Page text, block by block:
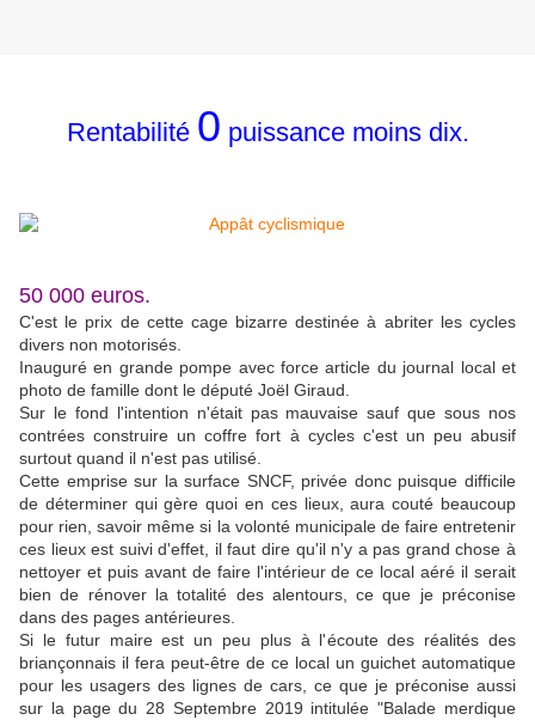
Rentabilité 0 puissance moins dix.
50 000 euros.
C'est le prix de cette cage bizarre destinée à abriter les cycles
divers non motorisés.
Inauguré en grande pompe avec force article du journal local et
photo de famille dont le député Joël Giraud.
Sur le fond l'intention n'était pas mauvaise sauf que sous nos
contrées construire un coffre fort à cycles c'est un peu abusif
surtout quand il n'est pas utilisé.
Cette emprise sur la surface SNCF, privée donc puisque difficile
de déterminer qui gère quoi en ces lieux, aura couté beaucoup
pour rien, savoir même si la volonté municipale de faire entretenir
ces lieux est suivi d'effet, il faut dire qu'il n'y a pas grand chose à
nettoyer et puis avant de faire l'intérieur de ce local aéré il serait
bien de rénover la totalité des alentours, ce que je préconise
dans des pages antérieures.
Si le futur maire est un peu plus à l'écoute des réalités des
briançonnais il fera peut-être de ce local un guichet automatique
pour les usagers des lignes de cars, ce que je préconise aussi
sur la page du 28 Septembre 2019 intitulée "Balade merdique